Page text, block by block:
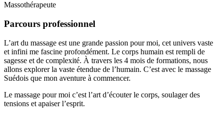
Massothérapeute
Parcours professionnel
L’art du massage est une grande passion pour moi, cet univers vaste
et infini me fascine profondément. Le corps humain est rempli de
sagesse et de complexité. À travers les 4 mois de formations, nous
allons explorer la vaste étendue de l’humain. C’est avec le massage
Suédois que mon aventure à commencer.
Le massage pour moi c’est l’art d’écouter le corps, soulager des
tensions et apaiser l’esprit.